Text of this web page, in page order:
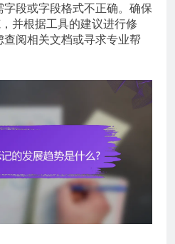
段或字段格式不正确。确保
并根据工具的建议进行修
阅相关文档或寻求专业帮